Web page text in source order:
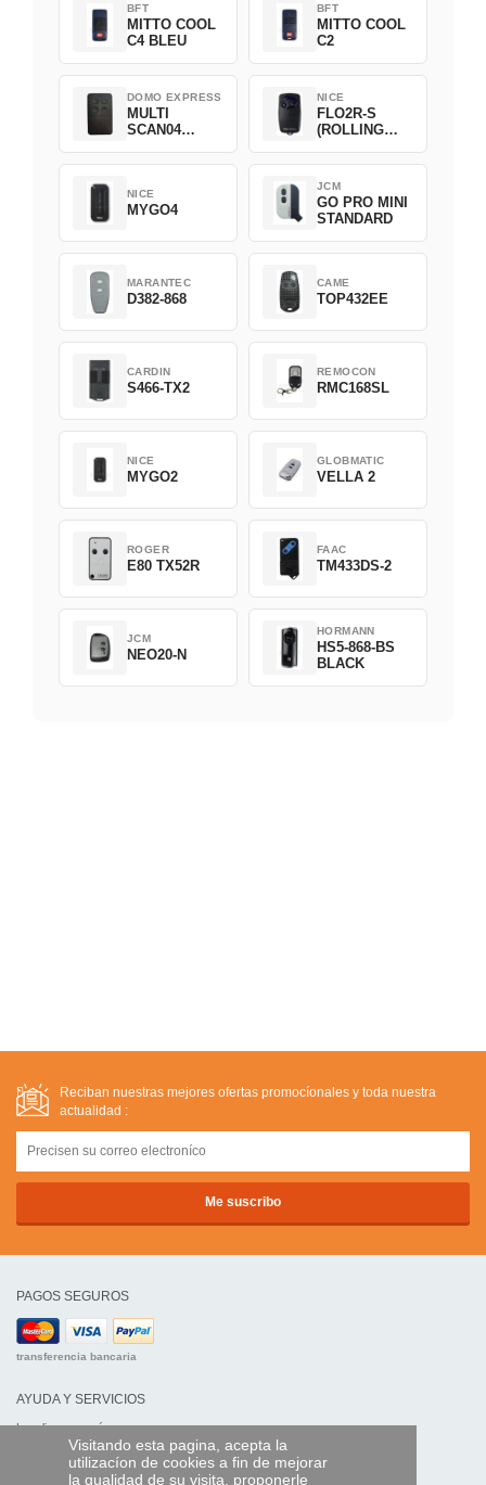
Visitando esta pagina, acepta la
utilizacíon de cookies a fin de mejorar
la qualidad de su visita, proponerle
BFT
MITTO COOL
C4 BLEU
BFT
MITTO COOL
C2
DOMO EXPRESS
MULTI
SCAN04
NICE
FLO2R-S
(ROLLING
NICE
MYGO4
JCM
GO PRO MINI
STANDARD
MARANTEC
D382-868
CAME
TOP432EE
CARDIN
S466-TX2
REMOCON
RMC168SL
NICE
MYGO2
GLOBMATIC
VELLA 2
ROGER
E80 TX52R
FAAC
TM433DS-2
JCM
NEO20-N
HORMANN
HS5-868-BS
BLACK
Reciban nuestras mejores ofertas promocíonales y toda nuestra
actualidad :
PAGOS SEGUROS
transferencia bancaria
AYUDA Y SERVICIOS
Localice su envío
MANDO EXPRESS